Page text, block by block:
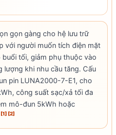
gọn gàng cho hệ lưu trữ
với người muốn tích điện mặt
buổi tối, giảm phụ thuộc vào
lượng khi nhu cầu tăng. Cấu
pin LUNA2000-7-E1, cho
công suất sạc/xả tối đa
mô-đun 5kWh hoặc
[1] [2]